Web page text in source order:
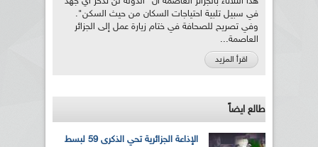
في سبيل تلبية احتياجات السكان من حيث السكن".
وفي تصريح للصحافة في ختام زيارة عمل إلى الجزائر
العاصمة...
اقرأ المزيد
طالع ايضاً
الإذاعة الجزائرية تحي الذكرى 59 لبسط